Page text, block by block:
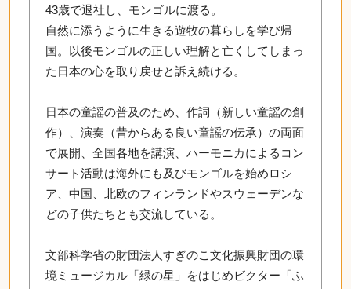
43歳で退社し、モンゴルに渡る。
自然に添うように生きる遊牧の暮らしを学び帰
国。以後モンゴルの正しい理解と亡くしてしまっ
た日本の心を取り戻せと訴え続ける。
日本の童謡の普及のため、作詞（新しい童謡の創
作）、演奏（昔からある良い童謡の伝承）の両面
で展開、全国各地を講演、ハーモニカによるコン
サート活動は海外にも及びモンゴルを始めロシ
ア、中国、北欧のフィンランドやスウェーデンな
どの子供たちとも交流している。
文部科学省の財団法人すぎのこ文化振興財団の環
境ミュージカル「緑の星」をはじめビクター「ふ